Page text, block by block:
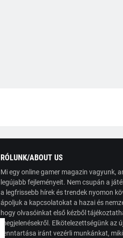
RÓLUNK/ABOUT US
Mi egy online gamer magazin vagyunk,
legújabb fejleményeit. Nem csupán a
a legfrissebb hírek és trendek nyomon
ápoljuk a kapcsolatokat a hazai és
hogy olvasóinkat első kézből
megjelenésekről. Elkötelezettségünk
fenntartása iránt vezérli munkánkat,